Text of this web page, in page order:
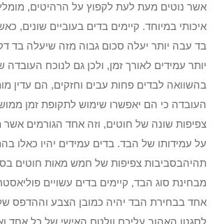
אשר נוטים מעת לעת לקפוץ על הרהיטים,
איכותי במיוחד. קיימים בדים בעוביים שונים,
בד עבה יותר יעלה סכום גבוה מזה שיעלה בד
יותר עמידים לאורך זמן, ולכן גם לנוכח העובדה
בהשוואה לבדים פחות עבים וחזקים, הם עדין
העובדה כי הם יאפשרו שימוש לתקופת זמן
צפיפות שונה של חוטים, וזה אחד הגורמים אשר
על עמידותו של הבד. בדים עמידים יהיו כאלו
תהיהבסביבות צפיפות של חמש מאות חוטים
מבחינת סוג הבד, קיימים בדים עשויים
אחד בבחירת הבד יהיה כמובן הצבע וההדפס